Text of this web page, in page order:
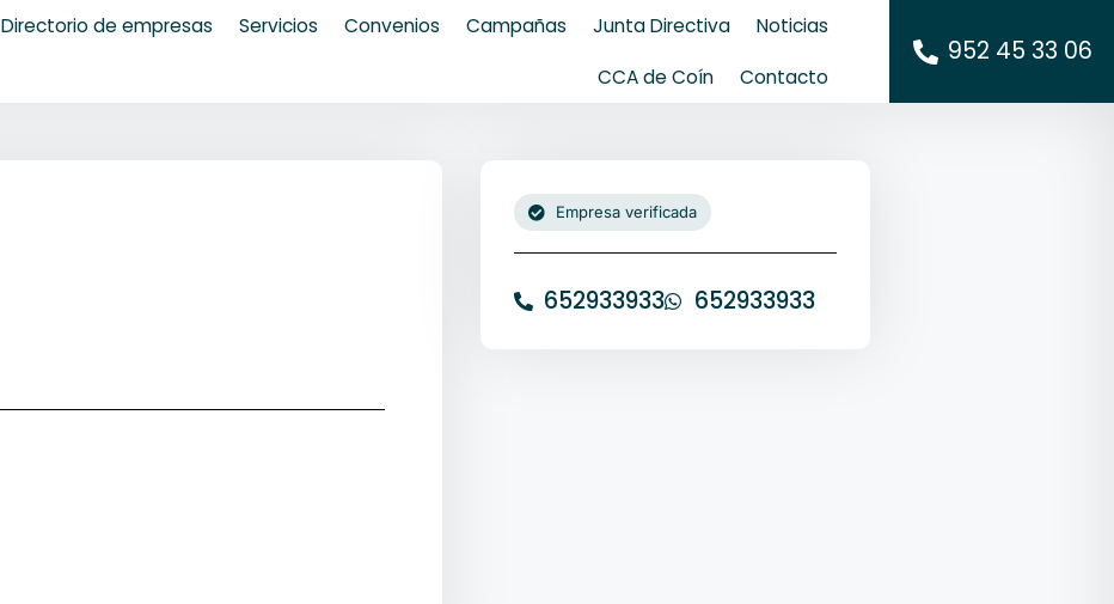
Directorio de empresas Servicios Convenios Campañas Junta Directiva Noticias
CCA de Coín Contacto
952 45 33 06
Empresa verificada
652933933 652933933